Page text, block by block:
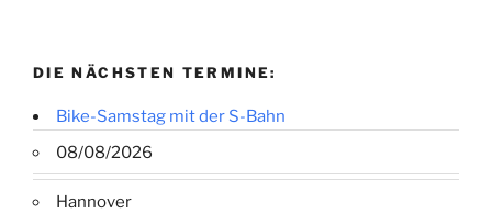
DIE NÄCHSTEN TERMINE:
Bike-Samstag mit der S-Bahn
08/08/2026
Hannover